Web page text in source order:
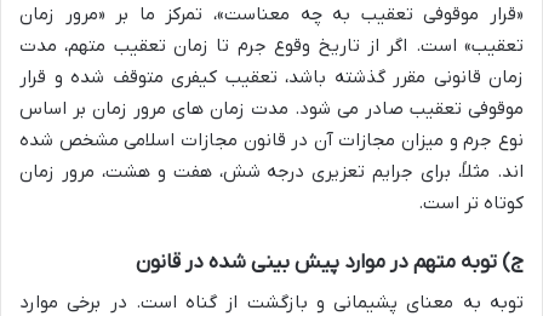
«قرار موقوفی تعقیب به چه معناست»، تمرکز ما بر «مرور زمان
تعقیب» است. اگر از تاریخ وقوع جرم تا زمان تعقیب متهم، مدت
زمان قانونی مقرر گذشته باشد، تعقیب کیفری متوقف شده و قرار
موقوفی تعقیب صادر می شود. مدت زمان های مرور زمان بر اساس
نوع جرم و میزان مجازات آن در قانون مجازات اسلامی مشخص شده
اند. مثلاً، برای جرایم تعزیری درجه شش، هفت و هشت، مرور زمان
کوتاه تر است.
ج) توبه متهم در موارد پیش بینی شده در قانون
توبه به معنای پشیمانی و بازگشت از گناه است. در برخی موارد